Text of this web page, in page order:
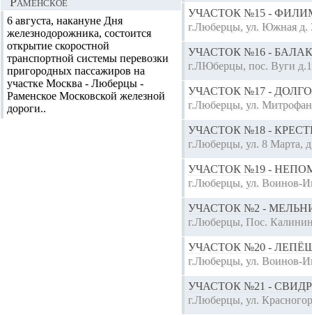
УЧАСТОК №15 -
г.Люберцы, ул. Южная д.
УЧАСТОК №16 -
г.ЛЮберцы, пос. Вуги
УЧАСТОК №17 -
г.Люберцы, ул.
УЧАСТОК №18 -
г.Люберцы, ул. 8 Марта,
УЧАСТОК №19 -
г.Люберцы, ул. Воинов-
УЧАСТОК №2 -
г.Люберцы, Пос.
УЧАСТОК №20 -
г.Люберцы, ул. Воинов-
УЧАСТОК №21 -
г.Люберцы, ул.
6 августа, накануне Дня
железнодорожника, состоится
открытие скоростной
транспортной системы перевозки
пригородных пассажиров на
участке Москва - Люберцы -
Раменское Московской железной
дороги..